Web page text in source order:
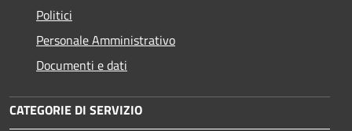
Politici
Personale Amministrativo
Documenti e dati
CATEGORIE DI SERVIZIO